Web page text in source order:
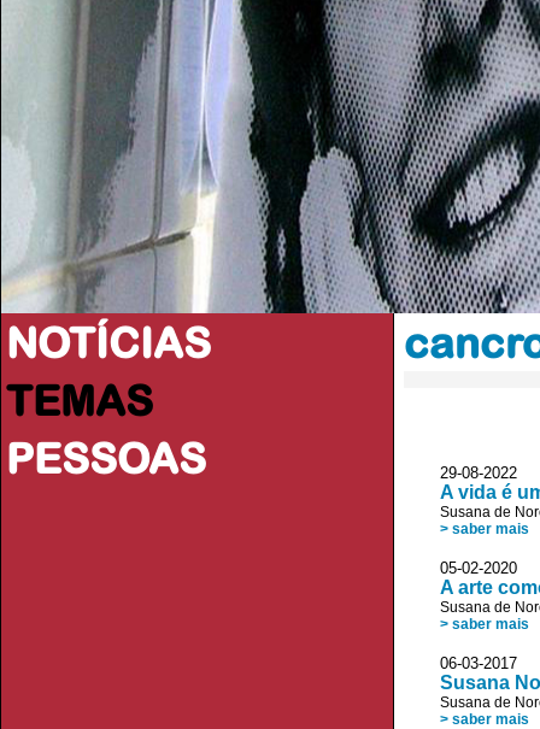
NOTÍCIAS
TEMAS
PESSOAS
29-08-
A vida é
Susana de
> saber mais
05-02-
A arte
Susana de
> saber mais
06-03-
Susana
Susana de
> saber mais